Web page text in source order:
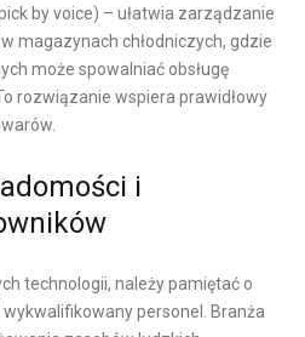
by voice) – ułatwia zarządzanie
magazynach chłodniczych, gdzie
może spowalniać obsługę
rozwiązanie wspiera prawidłowy
i
technologii, należy pamiętać o
personel. Branża